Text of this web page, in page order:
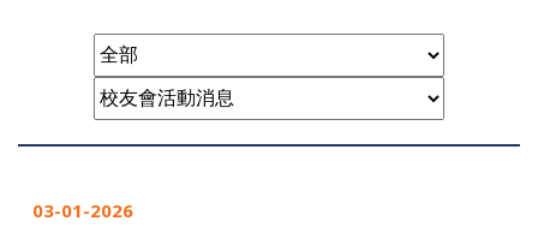
03-01-2026